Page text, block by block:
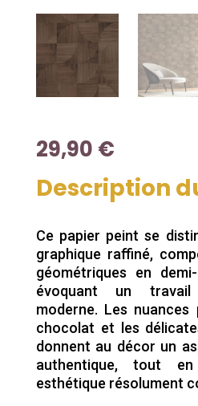
29,90 €
Description
Ce papier peint se
graphique raffiné,
géométriques en
évoquant un
moderne. Les
chocolat et les
donnent au décor un
authentique, tout
esthétique résolument